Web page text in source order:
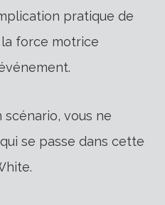
pratique de
force motrice
scénario, vous ne
se passe dans cette